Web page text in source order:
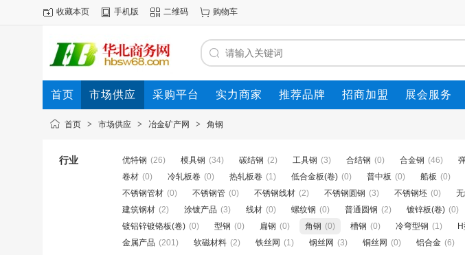
收藏本页 手机版 二维码 购物车
首页 市场供应 采购平台 实力商家 推荐品牌 招商加盟 展会服务
首页 > 市场供应 > 冶金矿产网 > 角钢
行业 优特钢 (26) 模具钢 (34) 碳结钢 (2) 工具钢 (3) 合结钢 (0) 合金钢 (46)
卷材 (0) 冷轧板卷 (0) 热轧板卷 (1) 低合金板(卷) (0) 普中板 (0) 船板 (0)
不锈钢管材 (0) 不锈钢管 (0) 不锈钢线材 (2) 不锈钢圆钢 (3) 不锈钢坯 (0)
建筑钢材 (2) 涂镀产品 (3) 线材 (0) 螺纹钢 (0) 普通圆钢 (2) 镀锌板(卷) (0)
镀铝锌镀铬板(卷) (0) 型钢 (0) 扁钢 (0) 角钢 (0) 槽钢 (0) 冷弯型钢 (1)
金属产品 (201) 软磁材料 (2) 铁丝网 (1) 钢丝网 (3) 铜丝网 (0) 铝合金 (6)